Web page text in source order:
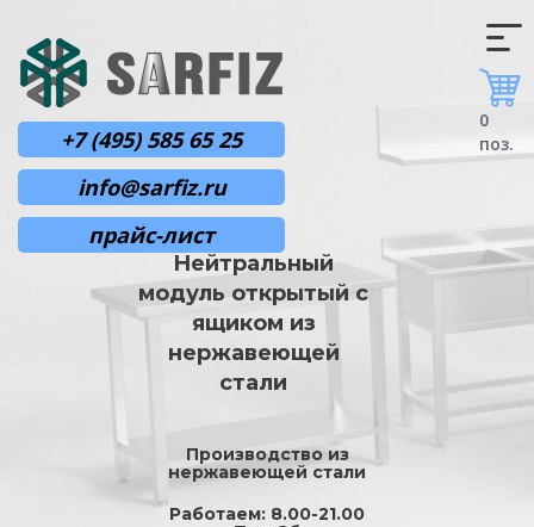
+7 (495) 585 65 25
info@sarfiz.ru
прайс-лист
0
поз.
Нейтральный
модуль открытый с
ящиком из
нержавеющей
стали
Производство из
нержавеющей стали
Работаем: 8.00-21.00